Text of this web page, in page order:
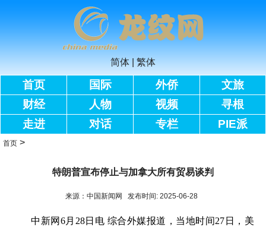
简体 繁体
首页 国际 外侨
文旅
财经
人物 视频
寻根
走进
对话 专栏 PIE派
首页 >
特朗普宣布停止与加拿大所有贸易谈判
来源：中国新闻网 发布时间: 2025-06-28
中新网 6月28日电 综合外媒报道，当地时间27日，美